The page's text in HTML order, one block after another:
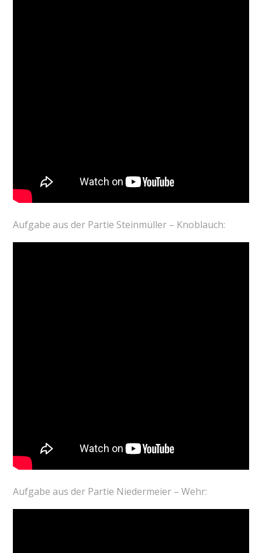
Aufgabe aus der Partie Steinmüller – Knoblauch:
Aufgabe aus der Partie Niedermeier – Wehr: